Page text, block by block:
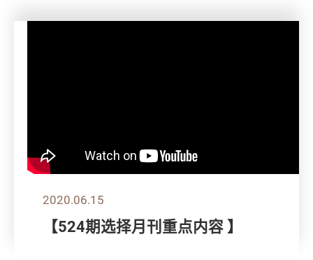
2020.06.15
【524期选择月刊重点内容 】